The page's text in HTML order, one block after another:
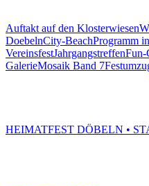
Auftakt auf den Klosterwiesen
DoebelnCity-BeachProgramm
VereinsfestJahrgangstreffen
GalerieMosaik Band 7
HEIMATFEST DÖBELN •